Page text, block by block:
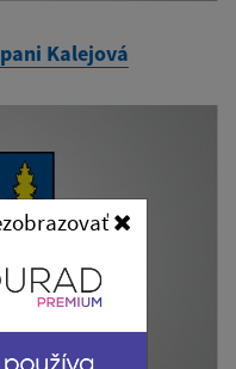
Kalejová